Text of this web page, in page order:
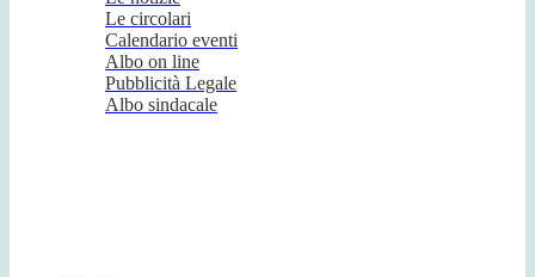
Le circolari
Calendario eventi
Albo on line
Pubblicità Legale
Albo sindacale